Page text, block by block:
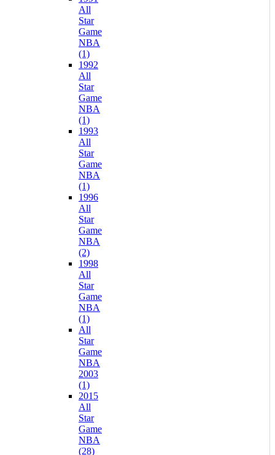
All
Star
Game
NBA
(1)
1992
All
Star
Game
NBA
(1)
1993
All
Star
Game
NBA
(1)
1996
All
Star
Game
NBA
(2)
1998
All
Star
Game
NBA
(1)
All
Star
Game
NBA
2003
(1)
2015
All
Star
Game
NBA
(28)